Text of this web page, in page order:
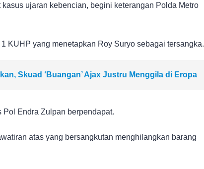
ujaran kebencian, begini keterangan Polda Metro
KUHP yang menetapkan Roy Suryo sebagai tersangka.
Skuad ‘Buangan’ Ajax Justru Menggila di Eropa
Endra Zulpan berpendapat.
atas yang bersangkutan menghilangkan barang